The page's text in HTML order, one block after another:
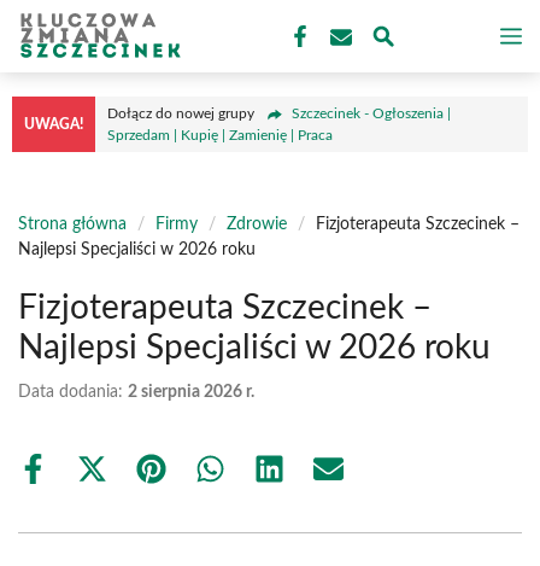
Przejdź
treści
UWAGA!
Dołącz do nowej grupy
Szczecinek - Ogłoszenia |
Sprzedam | Kupię | Zamienię | Praca
Strona główna / Firmy / Zdrowie /
Fizjoterapeuta Szczecinek –
Najlepsi Specjaliści w 2026 roku
Fizjoterapeuta Szczecinek –
Najlepsi Specjaliści w 2026 roku
Data dodania: 2 sierpnia 2026 r.
Share
Share
(Twitter)
Share Share Share Share